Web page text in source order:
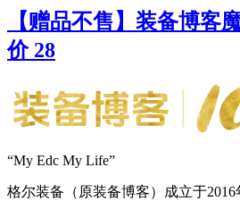
【赠品不售】装备博客
价 28
“My Edc My Life”
格尔装备（原装备博客）成立于2016